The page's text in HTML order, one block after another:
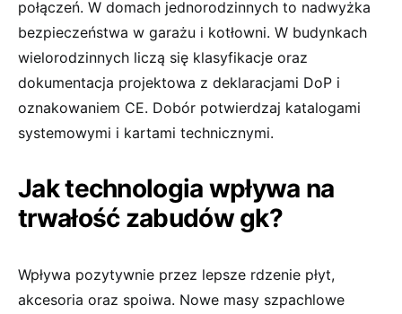
połączeń. W domach jednorodzinnych to nadwyżka
bezpieczeństwa w garażu i kotłowni. W budynkach
wielorodzinnych liczą się klasyfikacje oraz
dokumentacja projektowa z deklaracjami DoP i
oznakowaniem CE. Dobór potwierdzaj katalogami
systemowymi i kartami technicznymi.
Jak technologia wpływa na
trwałość zabudów gk?
Wpływa pozytywnie przez lepsze rdzenie płyt,
akcesoria oraz spoiwa. Nowe masy szpachlowe